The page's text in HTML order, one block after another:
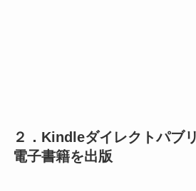
２．Kindleダイレクトパブ
電子書籍を出版